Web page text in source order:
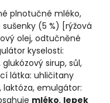
plnotučné mléko,
(5 %) [rýžová
olej, odtučněné
kyselosti:
sirup, sůl,
látka: uhličitany
emulgátor:
mléko, lepek